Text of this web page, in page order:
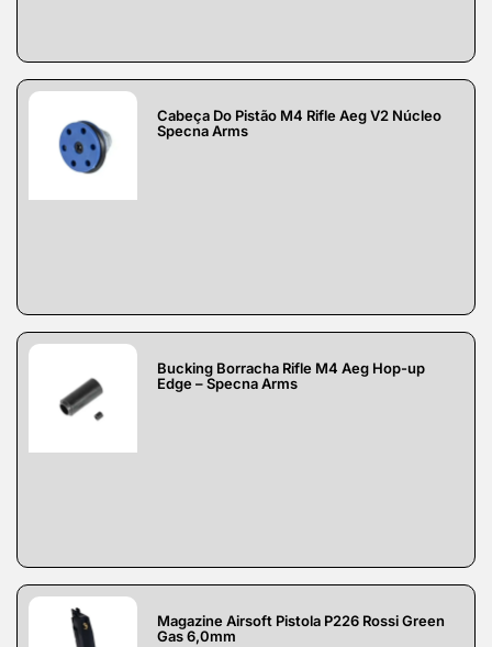
Cabeça Do Pistão M4 Rifle Aeg V2 Núcleo
Specna Arms
Bucking Borracha Rifle M4 Aeg Hop-up
Edge – Specna Arms
Magazine Airsoft Pistola P226 Rossi Green
Gas 6,0mm